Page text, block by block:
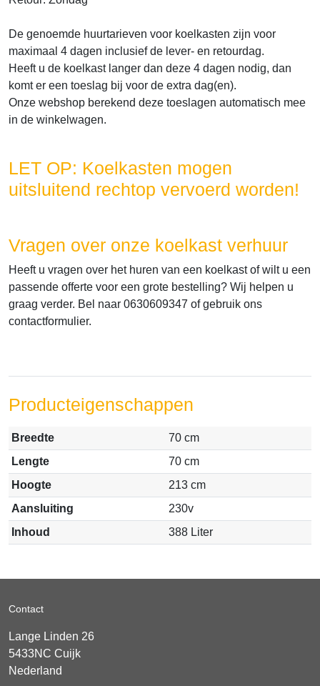
De genoemde huurtarieven voor koelkasten zijn voor
maximaal 4 dagen inclusief de lever- en retourdag.
Heeft u de koelkast langer dan deze 4 dagen nodig, dan
komt er een toeslag bij voor de extra dag(en).
Onze webshop berekend deze toeslagen automatisch mee
in de winkelwagen.
LET OP: Koelkasten mogen
uitsluitend rechtop vervoerd worden!
Vragen over onze koelkast verhuur
Heeft u vragen over het huren van een koelkast of wilt u een
passende offerte voor een grote bestelling? Wij helpen u
graag verder. Bel naar 0630609347 of gebruik ons
contactformulier.
Producteigenschappen
Breedte
70 cm
Lengte
70 cm
Hoogte
213 cm
Aansluiting
230v
Inhoud
388 Liter
Contact
Lange Linden 26
5433NC Cuijk
Nederland